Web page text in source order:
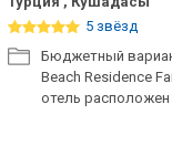
5 звёзд
Бюджетный
Beach Residence
отель расположен